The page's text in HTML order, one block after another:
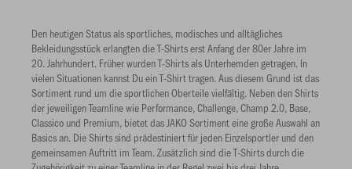
Den heutigen Status als sportliches, modisches und alltägliches
Bekleidungsstück erlangten die T-Shirts erst Anfang der 80er Jahre im
20. Jahrhundert. Früher wurden T-Shirts als Unterhemden getragen. In
vielen Situationen kannst Du ein T-Shirt tragen. Aus diesem Grund ist das
Sortiment rund um die sportlichen Oberteile vielfältig. Neben den Shirts
der jeweiligen Teamline wie Performance, Challenge, Champ 2.0, Base,
Classico und Premium, bietet das JAKO Sortiment eine große Auswahl an
Basics an. Die Shirts sind prädestiniert für jeden Einzelsportler und den
gemeinsamen Auftritt im Team. Zusätzlich sind die T-Shirts durch die